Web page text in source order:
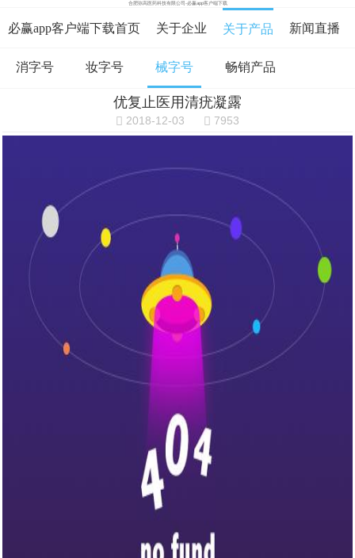
合肥弥高医药科技有限公司-必赢app客户端下载
必赢app客户端下载首页 关于企业 关于产品 新闻直播
在线咨询 资料下载 在线留言
必赢app客户端下载的人才招聘
消字号 妆字号 械字号 畅销产品
优复止医用清疣凝露
2018-12-03 7953